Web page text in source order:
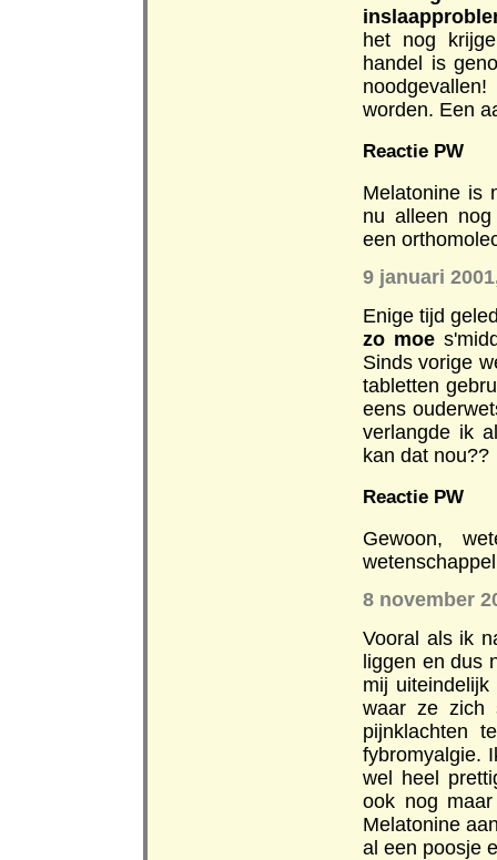
het nog
handel is
worden. Een
Reactie PW
Melatonine is
nu alleen
een
9 januari
Enige tijd
zo moe
Sinds vorige
tabletten
eens
verlangde ik
kan dat nou??
Reactie PW
Gewoon,
8 november
Vooral als ik
liggen en dus
mij
waar ze zich
pijnklachten
fybromyalgie.
wel heel
ook nog
Melatonine
al een poosje